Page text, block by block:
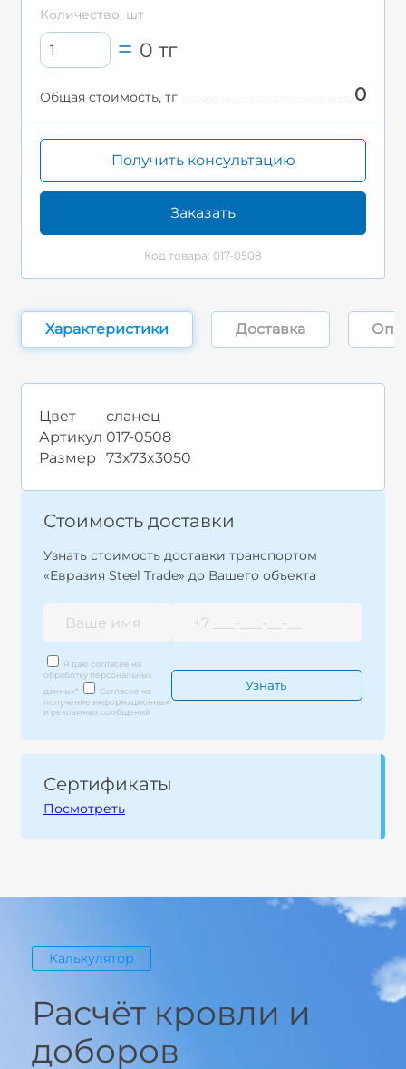
Количество, шт
0тг
Общая стоимость, тг 0
Получить консультацию
Заказать
Код товара: 017-0508
Характеристики Доставка
Цвет
сланец
Артикул 017-0508
Размер
73x73x3050
Стоимость доставки
Узнать стоимость доставки транспортом
«Евразия Steel Trade» до Вашего объекта
Я даю согласие на
обработку персональных
данных*
Согласие на
получение информационных
и рекламных сообщений
Сертификаты
Посмотреть
Калькулятор
Расчёт кровли и
доборов